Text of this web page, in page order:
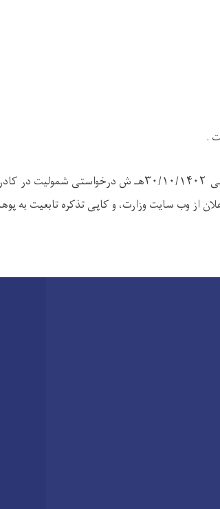
.
۳۰/۱۰/۱۴۰۲هـ ش درخواستی شمولیت در
از وب سایت وزارت، و کاپی تذکره تابعیت به